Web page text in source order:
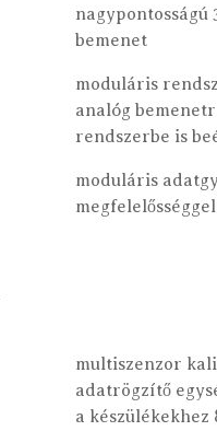
nagypontosságú
bemenet
moduláris
analóg
rendszerbe is
moduláris
megfelelősséggel
multiszenzor
adatrögzítő
a